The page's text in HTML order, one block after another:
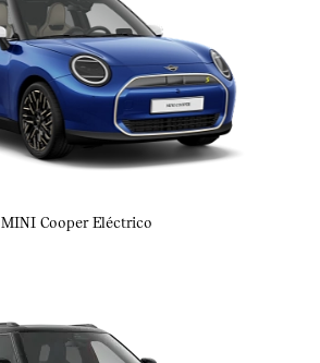
MINI Cooper Eléctrico